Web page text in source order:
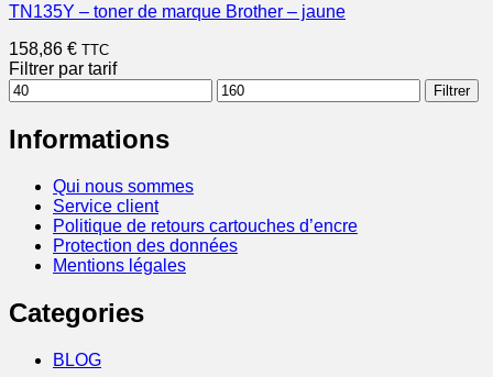
TN135Y – toner de marque Brother – jaune
158,86 € TTC
Filtrer par tarif
Prix
min
Prix
max
Filtrer
Informations
Qui nous sommes
Service client
Politique de retours cartouches d’encre
Protection des données
Mentions légales
Categories
BLOG